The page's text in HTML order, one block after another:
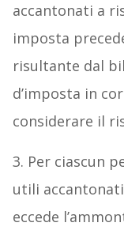
accantonati a
imposta
risultante dal
d’imposta in
considerare il
3. Per ciascun
utili
eccede